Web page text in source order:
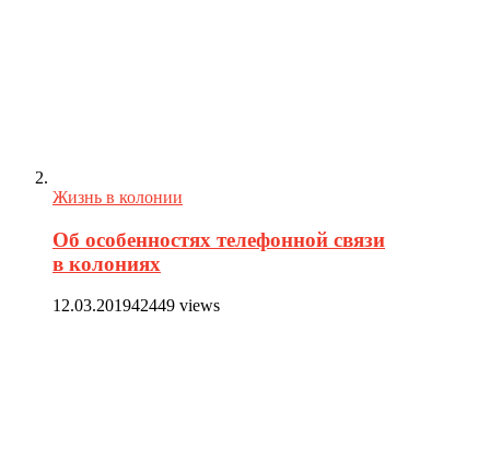
Жизнь в колонии
Об особенностях телефонной связи
в колониях
12.03.201942449 views